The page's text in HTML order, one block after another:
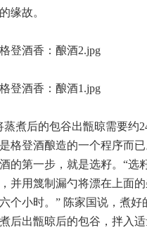
缘故。
蒸煮后的包谷出甑晾需要约
格登酒酿造的一个程序而已
的第一步，就是选籽。“选
并用篾制漏勺将漂在上面
个小时。” 陈家国说，煮好
后出甑晾后的包谷，拌入